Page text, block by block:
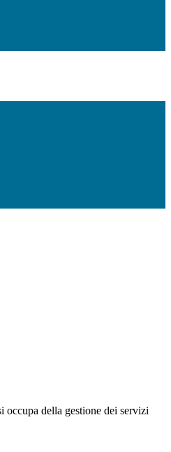
della gestione dei servizi